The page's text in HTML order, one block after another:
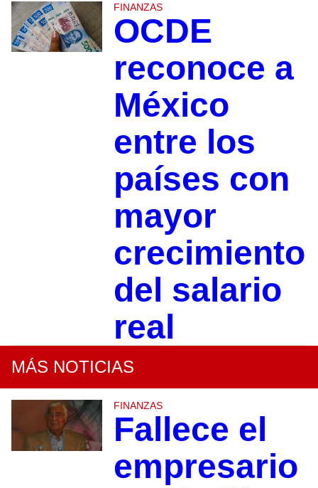
FINANZAS
OCDE
reconoce a
México
entre los
países con
mayor
crecimiento
del salario
real
MÁS NOTICIAS
FINANZAS
Fallece el
empresario